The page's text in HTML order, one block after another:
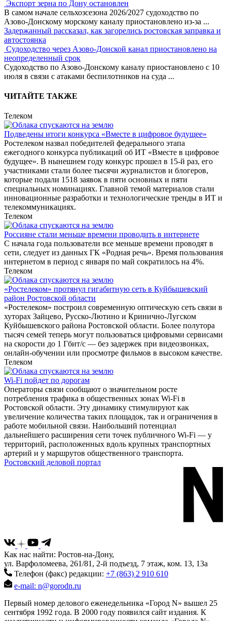
Экспорт зерна по Дону остановлен
В самом начале сельхозсезона 2026/2027 судоходство по
Азово-Донскому морскому каналу приостановлено из-за ...
Задержанный рассказал, как загорелись ростовская заправка и
автостоянка
Судоходство через Азово-Донской канал приостановлено на
неопределенный срок
Судоходство по Азово-Донскому каналу приостановлено с 10
июля в связи с атаками беспилотников на суда ...
ЧИТАЙТЕ ТАКЖЕ
Телеком
Подведены итоги конкурса «Вместе в цифровое будущее»
Ростелеком назвал победителей федерального этапа
ежегодного конкурса публикаций об ИТ «Вместе в цифровое
будущее». В нынешнем году конкурс прошел в 15-й раз, его
участниками стали более тысячи журналистов и блогеров,
которые подали 1518 заявок в пяти основных и пяти
специальных номинациях. Главной темой материалов стали
инновационные разработки и технологические тренды в ИТ и
телекоммуникациях.
Телеком
Россияне стали меньше времени проводить в интернете
С начала года пользователи все меньше времени проводят в
сети, следует из данных ГК «Родная речь». Время пользования
интернетом в период с января по май сократилось на 4%.
Телеком
«Ростелеком» протянул гигабитную сеть в Куйбышевский
район Ростовской области
«Ростелеком» построил современную оптическую сеть связи в
хуторах Зайцево, Русско-Лютино и Кринично-Лугском
Куйбышевского района Ростовской области. Более полутора
тысяч семей теперь могут пользоваться цифровыми сервисами
на скорости до 1 Гбит/с — без задержек при видеозвонках,
онлайн-обучении или просмотре фильмов в высоком качестве.
Телеком
Wi-Fi пойдет по дорогам
Операторы связи сообщают о значительном росте
потребления трафика в общественных зонах Wi-Fi в
Ростовской области. Эту динамику стимулируют как
увеличение количества таких площадок, так и ограничения в
работе мобильной связи. Наибольший потенциал
дальнейшего расширения сети точек публичного Wi-Fi — у
территорий, расположенных вдоль крупных транспортных
артерий и у маршрутов общественного транспорта.
Ростовский деловой портал
Как нас найти: Ростов-на-Дону,
ул. Варфоломеева, 261/81, 2-й подъезд, 7 этаж, ком. 13, 13а
Телефон (факс) редакции: +7 (863) 2 910 610
e-mail: n@gorodn.ru
Первый номер делового еженедельника «Город N» вышел 25
сентября 1992 года. В 2000 году появился сайт издания. К